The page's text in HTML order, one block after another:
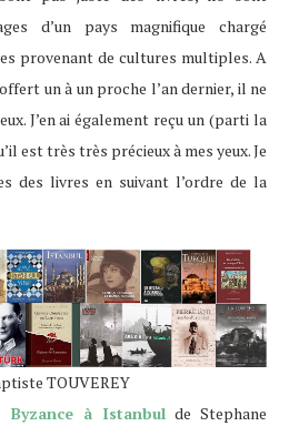
d’un pays magnifique chargé
provenant de cultures multiples. A
un à un proche l’an dernier, il ne
J’en ai également reçu un (parti la
est très très précieux à mes yeux. Je
des livres en suivant l’ordre de la
TOUVEREY
Byzance à Istanbulde Stephane